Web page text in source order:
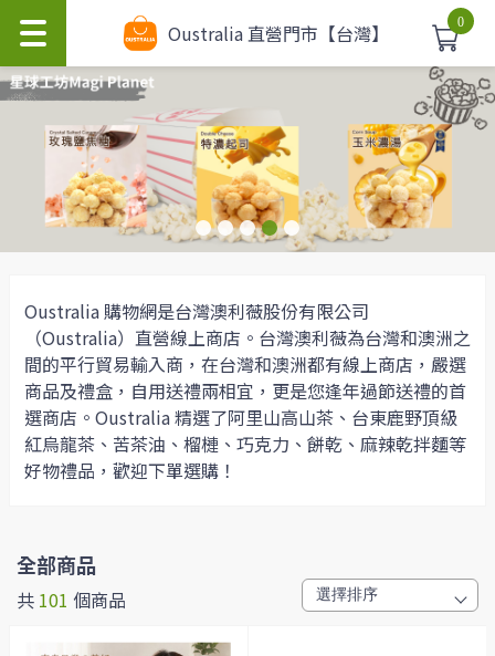
Oustralia 直營門市【台灣】 0
Oustralia 購物網是台灣澳利薇股份有限公司
（Oustralia）直營線上商店。台灣澳利薇為台灣和澳洲之
間的平行貿易輸入商，在台灣和澳洲都有線上商店，嚴選
商品及禮盒，自用送禮兩相宜，更是您逢年過節送禮的首
選商店。Oustralia 精選了阿里山高山茶、台東鹿野頂級
紅烏龍茶、苦茶油、榴槤、巧克力、餅乾、麻辣乾拌麵等
好物禮品，歡迎下單選購！
全部商品
共 101 個商品